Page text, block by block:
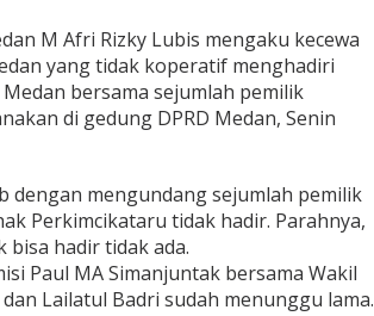
M Afri Rizky Lubis mengaku kecewa
yang tidak koperatif menghadiri
Medan bersama sejumlah pemilik
di gedung DPRD Medan, Senin
dengan mengundang sejumlah pemilik
Perkimcikataru tidak hadir. Parahnya,
hadir tidak ada.
Paul MA Simanjuntak bersama Wakil
Lailatul Badri sudah menunggu lama.